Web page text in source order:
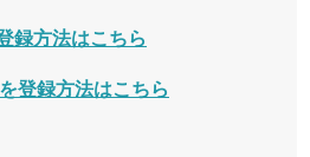
録方法はこちら
登録方法はこちら